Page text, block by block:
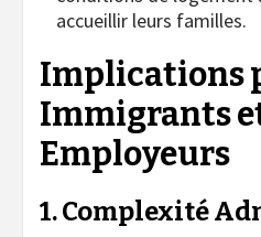
accueillir leurs familles.
Implications
Immigrants
Employeurs
1. Complexité